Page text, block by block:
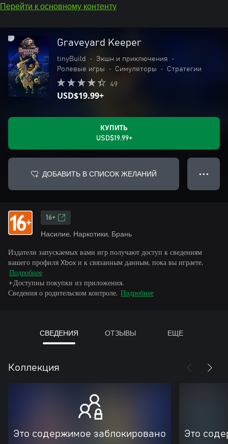
Перейти к основному контенту
Graveyard Keeper
tinyBuild • Экшн и приключения
•
Ролевые игры
• Симуляторы • Стратегии
49
USD$19.99+
КУПИТЬ
USD$19.99+
ДОБАВИТЬ В СПИСОК ЖЕЛАНИЙ ● ● ●
16+
Насилие, Наркотики, Брань
Издатели запускаемых вами игр получают доступ к сведениям
вашего профиля Xbox и к связанным данным, пока вы играете.
Подробнее
+Доступны покупки из приложения.
Сведения о родительском контроле. Подробнее
СВЕДЕНИЯ ОТЗЫВЫ ЕЩЕ
Коллекция
Это содержимое заблокировано Это